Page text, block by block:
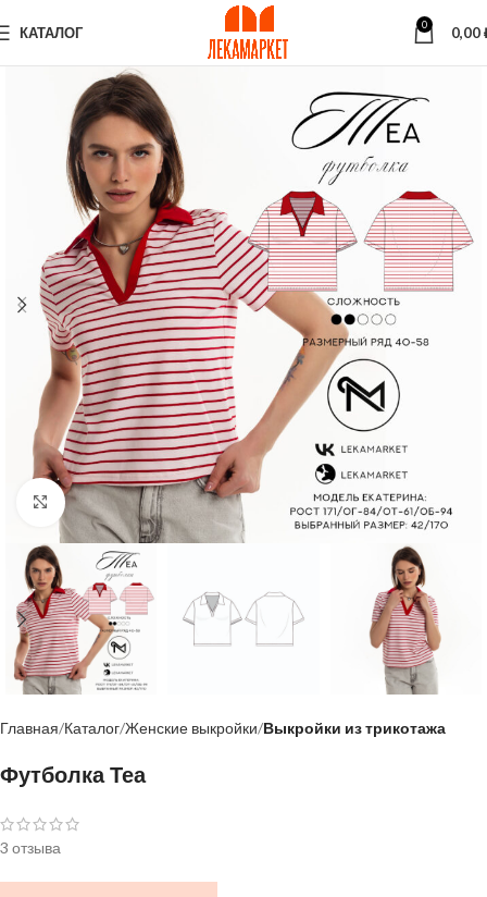
КАТАЛОГ 0 0,00
Нажмите, чтобы увеличить
Главная Каталог Женские выкройки Выкройки из трикотажа
Футболка Теа
3 отзыва